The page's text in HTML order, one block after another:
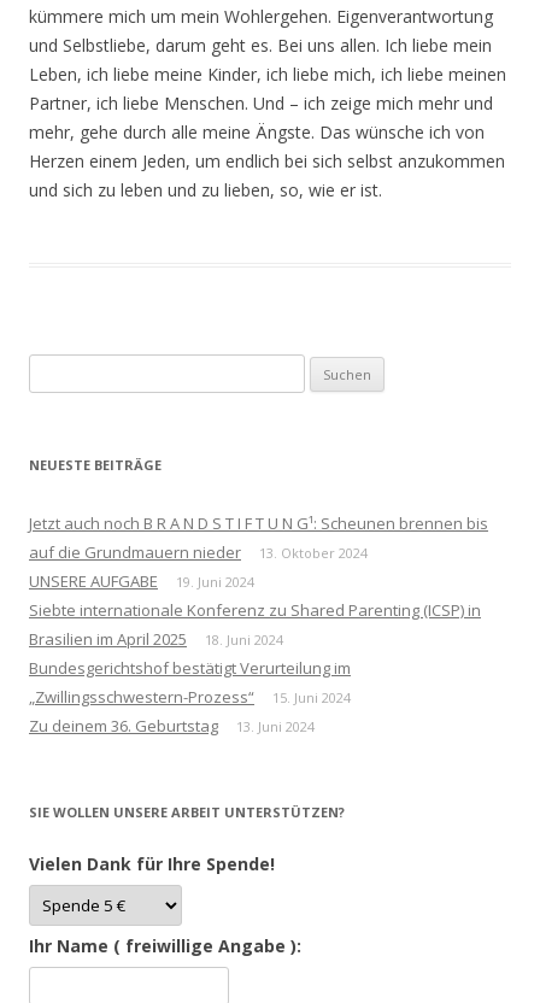
kümmere mich um mein Wohlergehen. Eigenverantwortung
und Selbstliebe, darum geht es. Bei uns allen. Ich liebe mein
Leben, ich liebe meine Kinder, ich liebe mich, ich liebe meinen
Partner, ich liebe Menschen. Und – ich zeige mich mehr und
mehr, gehe durch alle meine Ängste. Das wünsche ich von
Herzen einem Jeden, um endlich bei sich selbst anzukommen
und sich zu leben und zu lieben, so, wie er ist.
nach:
NEUESTE BEITRÄGE
Jetzt auch noch B R A N D S T I F T U N G¹: Scheunen brennen bis
auf die Grundmauern nieder
13. Oktober 2024
UNSERE AUFGABE 19. Juni 2024
Siebte internationale Konferenz zu Shared Parenting (ICSP) in
Brasilien im April 2025
18. Juni 2024
Bundesgerichtshof bestätigt Verurteilung im
„Zwillingsschwestern-Prozess“
15. Juni 2024
Zu deinem 36. Geburtstag 13. Juni 2024
SIE WOLLEN UNSERE ARBEIT UNTERSTÜTZEN?
Vielen Dank für Ihre Spende!
Ihr Name ( freiwillige Angabe ):